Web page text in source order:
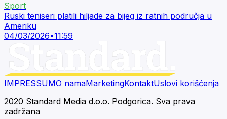
Sport
Ruski teniseri platili hiljade za bijeg iz ratnih područja u
Ameriku
04/03/2026•11:59
IMPRESSUMO namaMarketingKontaktUslovi korišćenja
2020 Standard Media d.o.o. Podgorica. Sva prava
zadržana